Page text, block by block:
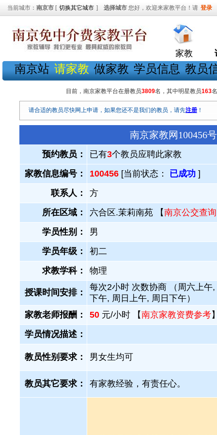
当前城市： 南京市 [ 切换其它城市 ] 选择城市 您好，欢迎来家教平台！请 登录
家教
南京站 请家教 做家教 学员信息 教员
目前，南京家教平台在册教员3809名，其中明星教员163
请合适的教员尽快网上申请，如果您还不是我们的教员，请先注册 ！
南京家教网100456
预约教员： 已有3个教员应聘此家教
家教信息编号：
100456 [当前状态： 已成功 ]
联系人：
方
所在区域：
六合区.茉莉南苑 【南京公交查询
学员性别：
男
学员年级：
初二
求教学科：
物理
授课时间安排：
每次2小时 次数协商 （周六上午
下午, 周日上午, 周日下午）
家教老师报酬：
50 元/小时 【南京家教资费参考
学员情况描述：
教员性别要求： 男女生均可
教员其它要求： 有家教经验，有责任心。